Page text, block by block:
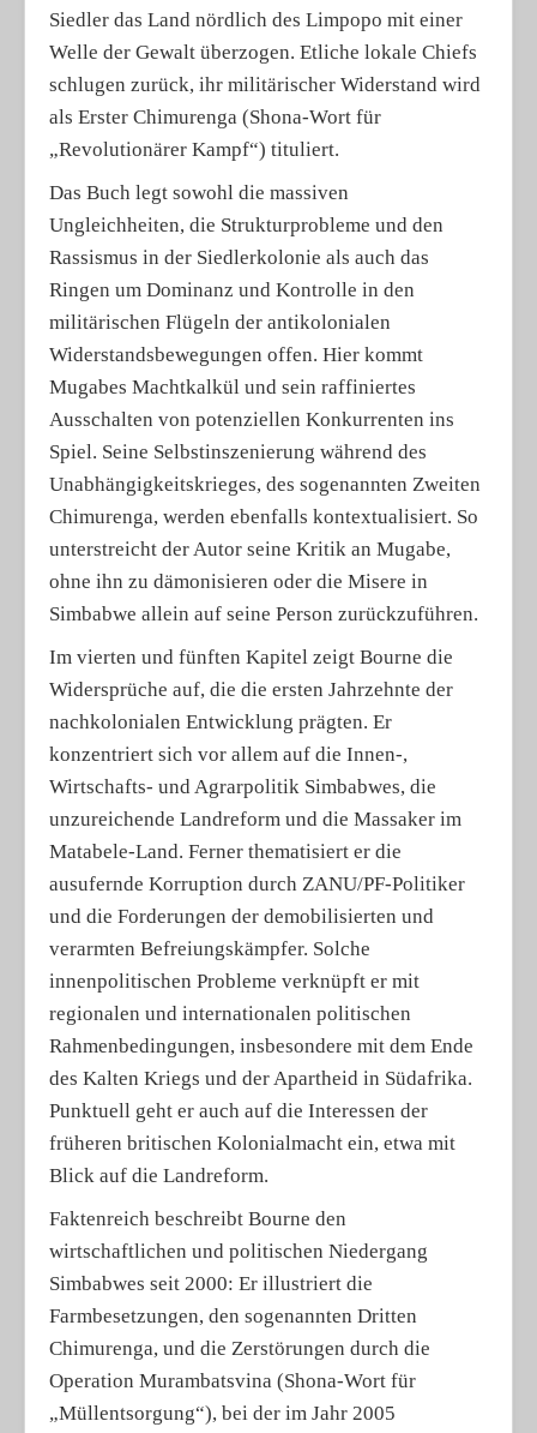
Siedler das Land nördlich des Limpopo mit einer
Welle der Gewalt überzogen. Etliche lokale Chiefs
schlugen zurück, ihr militärischer Widerstand wird
als Erster Chimurenga (Shona-Wort für
„Revolutionärer Kampf“) tituliert.
Das Buch legt sowohl die massiven
Ungleichheiten, die Strukturprobleme und den
Rassismus in der Siedlerkolonie als auch das
Ringen um Dominanz und Kontrolle in den
militärischen Flügeln der antikolonialen
Widerstandsbewegungen offen. Hier kommt
Mugabes Machtkalkül und sein raffiniertes
Ausschalten von potenziellen Konkurrenten ins
Spiel. Seine Selbstinszenierung während des
Unabhängigkeitskrieges, des sogenannten Zweiten
Chimurenga, werden ebenfalls kontextualisiert. So
unterstreicht der Autor seine Kritik an Mugabe,
ohne ihn zu dämonisieren oder die Misere in
Simbabwe allein auf seine Person zurückzuführen.
Im vierten und fünften Kapitel zeigt Bourne die
Widersprüche auf, die die ersten Jahrzehnte der
nachkolonialen Entwicklung prägten. Er
konzentriert sich vor allem auf die Innen-,
Wirtschafts- und Agrarpolitik Simbabwes, die
unzureichende Landreform und die Massaker im
Matabele-Land. Ferner thematisiert er die
ausufernde Korruption durch ZANU/PF-Politiker
und die Forderungen der demobilisierten und
verarmten Befreiungskämpfer. Solche
innenpolitischen Probleme verknüpft er mit
regionalen und internationalen politischen
Rahmenbedingungen, insbesondere mit dem Ende
des Kalten Kriegs und der Apartheid in Südafrika.
Punktuell geht er auch auf die Interessen der
früheren britischen Kolonialmacht ein, etwa mit
Blick auf die Landreform.
Faktenreich beschreibt Bourne den
wirtschaftlichen und politischen Niedergang
Simbabwes seit 2000: Er illustriert die
Farmbesetzungen, den sogenannten Dritten
Chimurenga, und die Zerstörungen durch die
Operation Murambatsvina (Shona-Wort für
„Müllentsorgung“), bei der im Jahr 2005